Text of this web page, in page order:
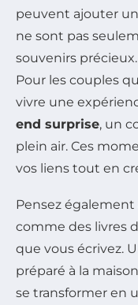
peuvent ajouter
ne sont pas
souvenirs précieux.
Pour les couples
vivre une
end surprise, un
plein air. Ces
vos liens tout en
Pensez également
comme des livres
que vous écrivez.
préparé à la
se transformer en